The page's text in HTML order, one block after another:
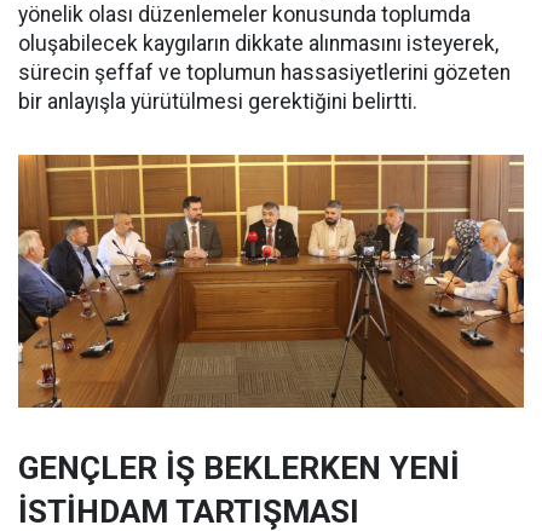
yönelik olası düzenlemeler konusunda toplumda
oluşabilecek kaygıların dikkate alınmasını isteyerek,
sürecin şeffaf ve toplumun hassasiyetlerini gözeten
bir anlayışla yürütülmesi gerektiğini belirtti.
GENÇLER İŞ BEKLERKEN YENİ
İSTİHDAM TARTIŞMASI